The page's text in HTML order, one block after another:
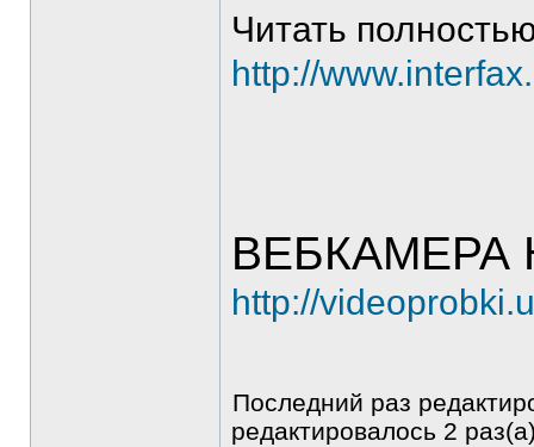
Читать
http://
ВЕБКАМЕРА
http://
Последний раз
редактировалось 2